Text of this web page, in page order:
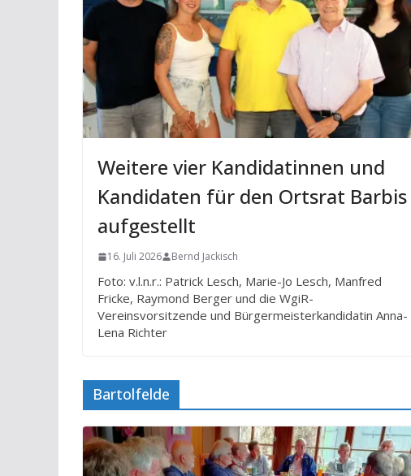
Weitere vier Kandidatinnen und
Kandidaten für den Ortsrat Barbis
aufgestellt
16. Juli 2026 Bernd Jackisch
Foto: v.l.n.r.: Patrick Lesch, Marie-Jo Lesch, Manfred
Fricke, Raymond Berger und die WgiR-
Vereinsvorsitzende und Bürgermeisterkandidatin Anna-
Lena Richter
Bartolfelde